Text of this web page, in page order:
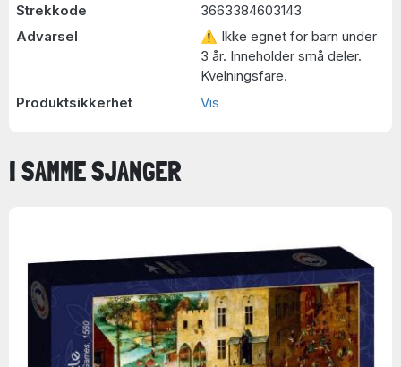
Strekkode
3663384603143
Advarsel
⚠ Ikke egnet for barn under
3 år. Inneholder små deler.
Kvelningsfare.
Produktsikkerhet
Vis
I SAMME SJANGER